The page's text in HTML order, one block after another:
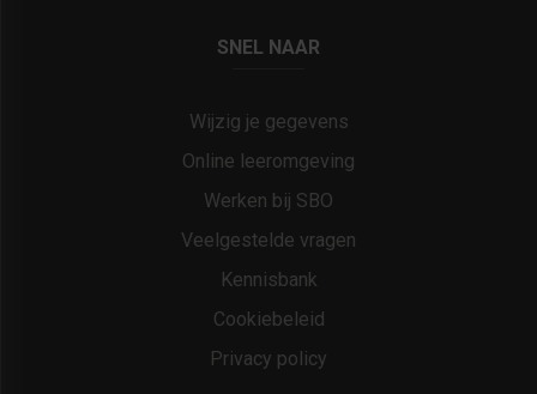
SNEL NAAR
Wijzig je gegevens
Online leeromgeving
Werken bij SBO
Veelgestelde vragen
Kennisbank
Cookiebeleid
Privacy policy